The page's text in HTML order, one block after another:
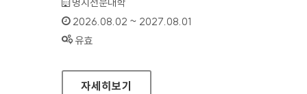
인증기간 :
2026.08.02 ~ 2027.08.01
상태 :
유효
명지전문대학
자세히보기